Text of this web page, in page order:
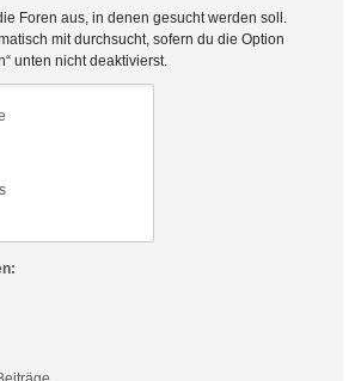
Foren aus, in denen gesucht werden soll.
mit durchsucht, sofern du die Option
unten nicht deaktivierst.